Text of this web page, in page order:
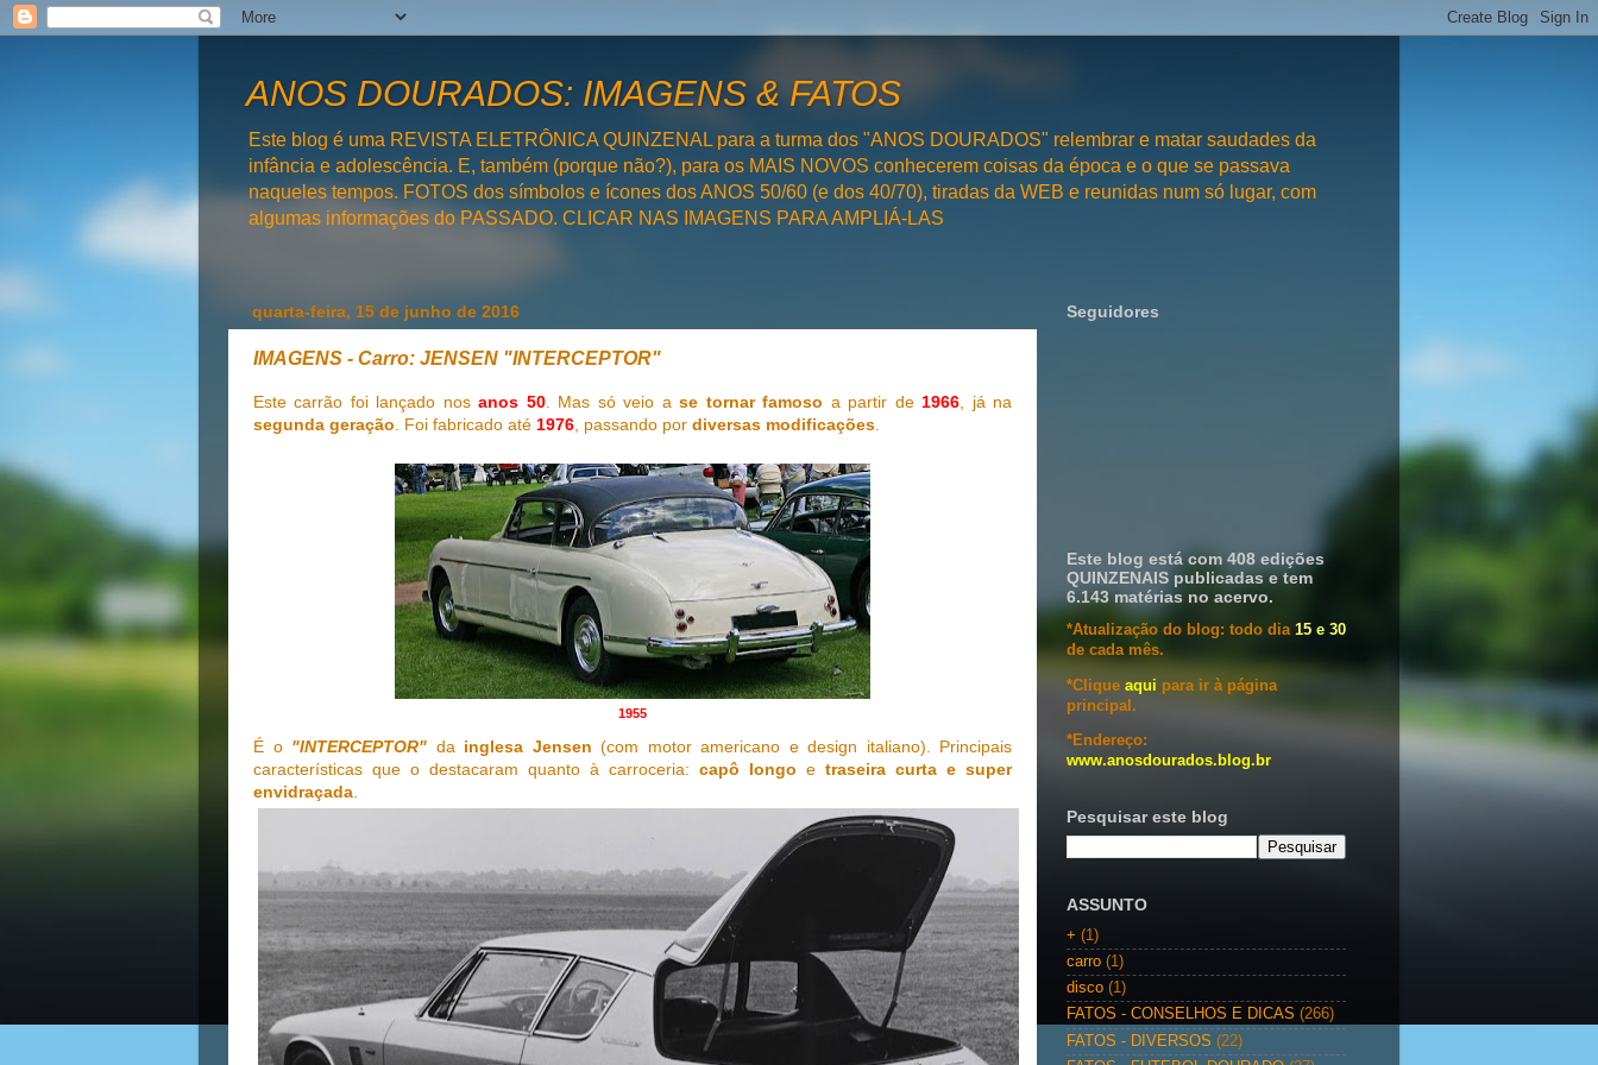
ANOS DOURADOS: IMAGENS & FATOS
Este blog é uma REVISTA ELETRÔNICA QUINZENAL para a turma dos "ANOS DOURADOS" relembrar e matar saudades da
infância e adolescência. E, também (porque não?), para os MAIS NOVOS conhecerem coisas da época e o que se passava
naqueles tempos. FOTOS dos símbolos e ícones dos ANOS 50/60 (e dos 40/70), tiradas da WEB e reunidas num só lugar, com
algumas informações do PASSADO. CLICAR NAS IMAGENS PARA AMPLIÁ-LAS
quarta-feira, 15 de junho de 2016
IMAGENS - Carro: JENSEN "INTERCEPTOR"
Este carrão foi lançado nosanos 50. Mas só veio ase tornar famoso a partir de1966, já na
segunda geração. Foi fabricado até 1976, passando por diversas modificações.
1955
É o "INTERCEPTOR" da inglesa Jensen (com motor americano e design italiano). Principais
características que o destacaram quanto à carroceria: capô longo e traseira curta e super
envidraçada.
Seguidores
Este blog está com 408 edições
QUINZENAIS publicadas e tem
6.143 matérias no acervo.
*Atualização do blog: todo dia 15 e 30
de cada mês.
*Clique aqui para ir à página
principal.
*Endereço:
www.anosdourados.blog.br
Pesquisar este blog
ASSUNTO
+ (1)
carro (1)
disco (1)
FATOS - CONSELHOS E DICAS (266)
FATOS - DIVERSOS (22)